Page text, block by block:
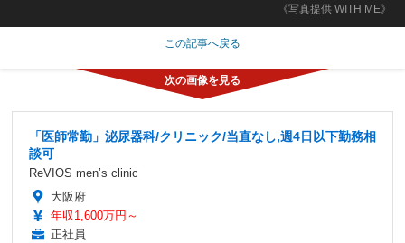
《写真提供 WITH ME》
この記事へ戻る
「医師常勤」泌尿器科/クリニック/当直なし,週4日以下勤務相
談可
ReVIOS men’s clinic
大阪府
年収1,600万円～
正社員